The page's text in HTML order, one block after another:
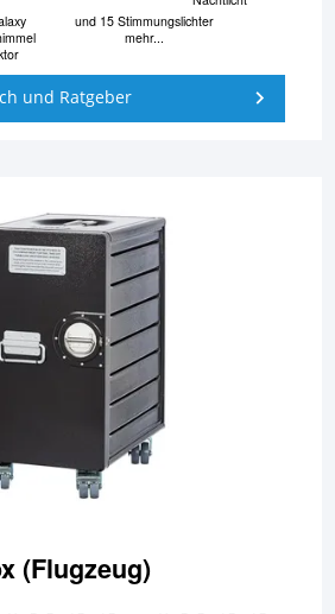
und 15 Stimmungslichter
mehr...
und Ratgeber
(Flugzeug)